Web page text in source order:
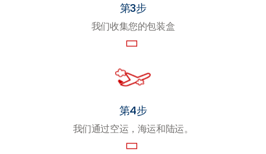
第3步
我们收集您的包装盒
第4步
我们通过空运，海运和陆运。